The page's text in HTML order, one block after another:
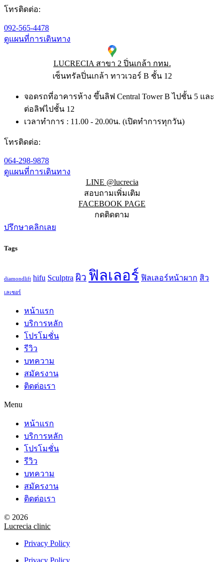
โทรติดต่อ:
092-565-4478
ดูแผนที่การเดินทาง
LUCRECIA สาขา 2 ปิ่นเกล้า กทม.
เซ็นทรัลปิ่นเกล้า ทาวเวอร์ B ชั้น 12
จอดรถที่อาคารห้าง ขึ้นลิฟ Central Tower B ไปชั้น 5 และ
ต่อลิฟไปชั้น 12
เวลาทำการ : 11.00 - 20.00น. (เปิดทำการทุกวัน)
โทรติดต่อ:
064-298-9878
ดูแผนที่การเดินทาง
LINE @lucrecia
สอบถามเพิ่มเติม
FACEBOOK PAGE
กดติดตาม
ปรึกษาคลิกเลย
Tags
diamondlift hifu Sculptra ผิว ฟิลเลอร์ ฟิลเลอร์หน้าผาก สิว
เลเซอร์
หน้าแรก
บริการหลัก
โปรโมชั่น
รีวิว
บทความ
สมัครงาน
ติดต่อเรา
Menu
หน้าแรก
บริการหลัก
โปรโมชั่น
รีวิว
บทความ
สมัครงาน
ติดต่อเรา
© 2026
Lucrecia clinic
Privacy Policy